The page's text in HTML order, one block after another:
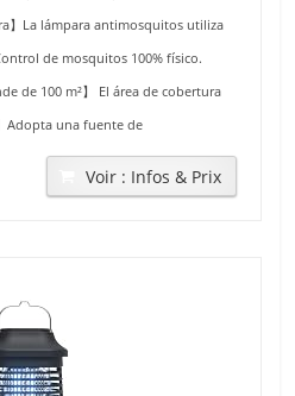
】La lámpara antimosquitos utiliza
de mosquitos 100% físico.
de 100 m²】 El área de cobertura
Adopta una fuente de
Voir : Infos & Prix